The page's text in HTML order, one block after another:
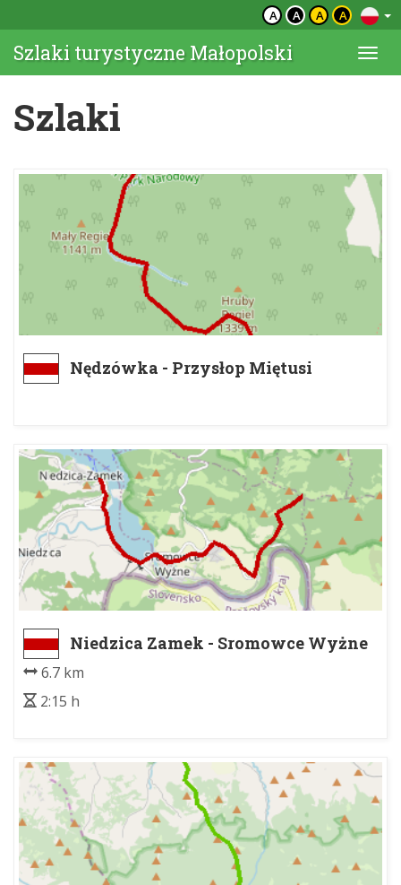
A A A A
Szlaki turystyczne Małopolski
Szlaki
Nędzówka - Przysłop Miętusi
Niedzica Zamek - Sromowce Wyżne
6.7 km
2:15 h